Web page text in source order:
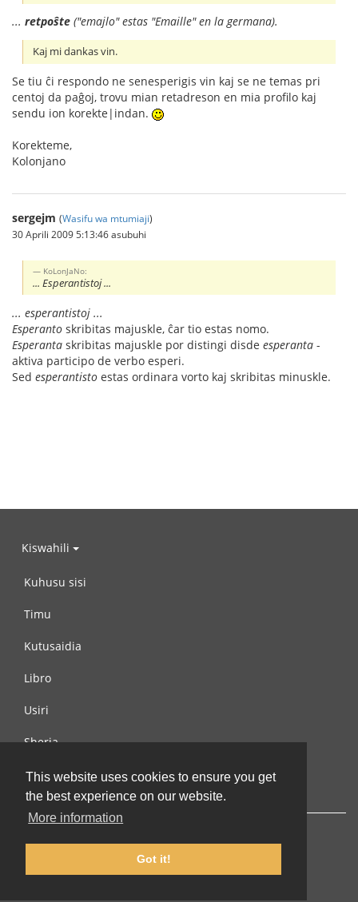
This website uses cookies to ensure you get
the best experience on our website.
More information
Got it!
... retpoŝte ("emajlo" estas "Emaille" en la germana).
Kaj mi dankas vin.
Se tiu ĉi respondo ne senesperigis vin kaj se ne temas pri
centoj da paĝoj, trovu mian retadreson en mia profilo kaj
sendu ion korekte|indan.
Korekteme,
Kolonjano
sergejm (Wasifu wa mtumiaji)
30 Aprili 2009 5:13:46 asubuhi
KoLonJaNo:
... Esperantistoj ...
... esperantistoj ...
Esperanto skribitas majuskle, ĉar tio estas nomo.
Esperanta skribitas majuskle por distingi disde esperanta -
aktiva participo de verbo esperi.
Sed esperantisto estas ordinara vorto kaj skribitas minuskle.
Kiswahili
Kuhusu sisi
Timu
Kutusaidia
Libro
Usiri
Sheria
Wasiliana na si
© 2002-2026 lernu.net |Impressum